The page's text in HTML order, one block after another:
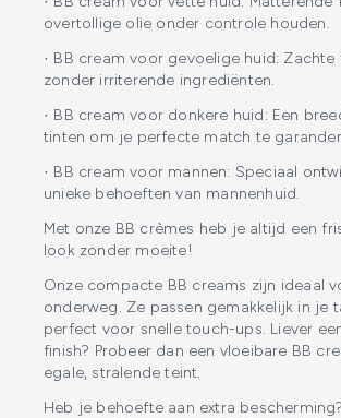
overtollige olie onder controle houden.
· BB cream voor gevoelige huid: Zachte
zonder irriterende ingrediënten.
· BB cream voor donkere huid: Een
tinten om je perfecte match te
· BB cream voor mannen: Speciaal
unieke behoeften van mannenhuid.
Met onze BB crèmes heb je altijd een
look zonder moeite!
Onze compacte BB creams zijn ideaal
onderweg. Ze passen gemakkelijk in je
perfect voor snelle touch-ups. Liever
finish? Probeer dan een vloeibare BB
egale, stralende teint.
Heb je behoefte aan extra